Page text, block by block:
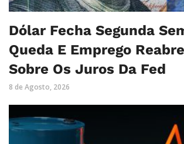
Dólar Fecha Segunda
Queda E Emprego
Sobre Os Juros Da Fed
8 de Agosto, 2026